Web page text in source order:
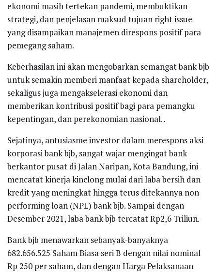
ekonomi masih tertekan pandemi, membuktikan
strategi, dan penjelasan maksud tujuan right issue
yang disampaikan manajemen direspons positif para
pemegang saham.
Keberhasilan ini akan mengobarkan semangat bank bjb
untuk semakin memberi manfaat kepada shareholder,
sekaligus juga mengakselerasi ekonomi dan
memberikan kontribusi positif bagi para pemangku
kepentingan, dan perekonomian nasional. .
Sejatinya, antusiasme investor dalam merespons aksi
korporasi bank bjb, sangat wajar mengingat bank
berkantor pusat di Jalan Naripan, Kota Bandung, ini
mencatat kinerja kinclong mulai dari laba bersih dan
kredit yang meningkat hingga terus ditekannya non
performing loan (NPL) bank bjb. Sampai dengan
Desember 2021, laba bank bjb tercatat Rp2,6 Triliun.
Bank bjb menawarkan sebanyak-banyaknya
682.656.525 Saham Biasa seri B dengan nilai nominal
Rp 250 per saham, dan dengan Harga Pelaksanaan